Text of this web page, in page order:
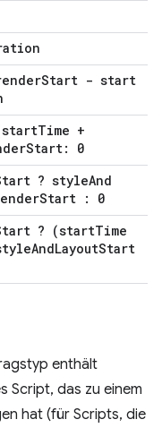
Start - start
Time +
Start: 0
? styleAnd
Start : 0
? (startTime
AndLayoutStart
enthält
Script, das zu einem
hat (für Scripts, die